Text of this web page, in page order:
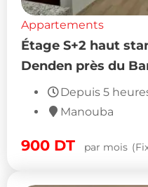
Appartements
Étage S+2 haut
Denden près du
Depuis 5
Manouba
900 DT par mois